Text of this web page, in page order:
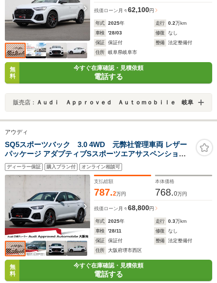
残価ローン 月々62,100円
年式 2025年 走行 0.2万km
車検
'28/03 修復
なし
保証
保証付 整備
法定整備付
住所
岐阜県岐阜市
無
料
今すぐ在庫確認・見積依頼
電話する
販売店： Ａｕｄｉ Ａｐｐｒｏｖｅｄ Ａｕｔｏｍｏｂｉｌｅ 岐阜
アウディ
SQ5スポーツバック 3.0 4WD 元弊社管理車両 レザー
パッケージ アダプティブSスポーツエアサスペンション
ブラック Audi rings & ブラックスタイリングパッケージ
(Audi exclusive) TVチューナー
ディーラー保証 購入プラン付 オンライン相談可
支払総額
787.2万円
本体価格
768.0万円
残価ローン 月々68,800円
年式 2025年 走行 0.3万km
車検
'28/11 修復
なし
保証
保証付 整備
法定整備付
住所
大阪府堺市西区
無
料
今すぐ在庫確認・見積依頼
電話する